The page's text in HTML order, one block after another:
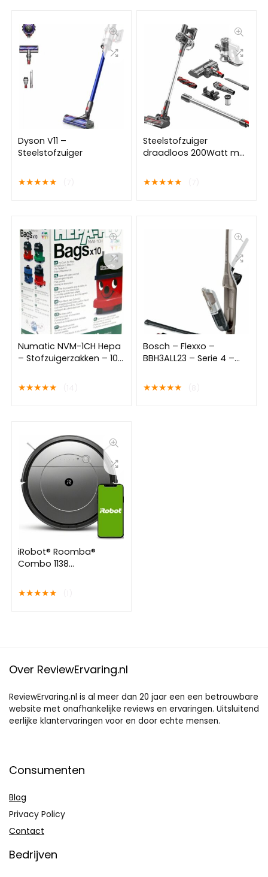
Dyson V11 –
Steelstofzuiger
★★★★★
Steelstofzuiger
draadloos 200Watt met
opzetstukken
(draadloze stofzuiger)
★★★★★
Numatic NVM-1CH Hepa
– Stofzuigerzakken – 10
★★★★★
Bosch – Flexxo –
BBH3ALL23 – Serie 4 –
★★★★★
iRobot® Roomba®
Combo 1138
Dweilfunctie
★★★★★
Over ReviewErvaring.nl
ReviewErvaring.nl is al meer dan 20 jaar een een betrouwbare
website met onafhankelijke reviews en ervaringen. Uitsluitend
eerlijke klantervaringen voor en door echte mensen.
Consumenten
Blog
Privacy Policy
Contact
Bedrijven